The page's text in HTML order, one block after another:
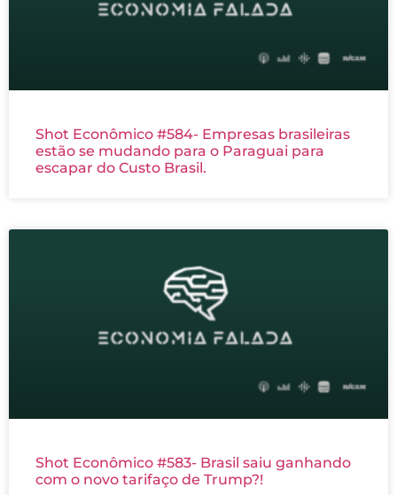
Shot Econômico #584- Empresas brasileiras
estão se mudando para o Paraguai para
escapar do Custo Brasil.
Shot Econômico #583- Brasil saiu ganhando
com o novo tarifaço de Trump?!